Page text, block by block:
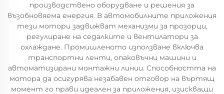
производствено оборудване и решения за
възобновяема енергия. В автомобилните приложения
тези мотори задвижват механизми за прозорци,
регулиране на седалките и вентилатори за
охлаждане. Промишленото използване включва
транспортни ленти, опаковъчни машини и
автоматизирани монтажни линии. Способността на
мотора да осигурява незабавен отговор на въртящ
момент го прави идеален за приложения, изискващи